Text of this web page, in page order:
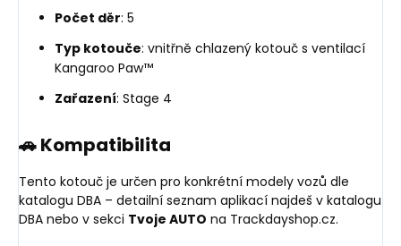
Počet děr: 5
Typ kotouče: vnitřně chlazený kotouč s ventilací
Kangaroo Paw™
Zařazení: Stage 4
🚗 Kompatibilita
Tento kotouč je určen pro konkrétní modely vozů dle
katalogu DBA – detailní seznam aplikací najdeš v katalogu
DBA nebo v sekci Tvoje AUTO na Trackdayshop.cz.